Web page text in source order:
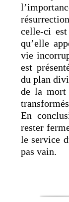
celle-ci
qu’elle
vie
est
du plan
de la mort
En
rester
le service
pas vain.